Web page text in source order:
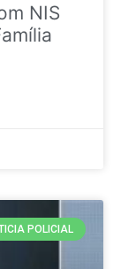
NIS
POLICIAL